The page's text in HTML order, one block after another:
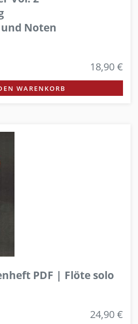
Noten
18,90 €
WARENKORB
PDF | Flöte solo
24,90 €